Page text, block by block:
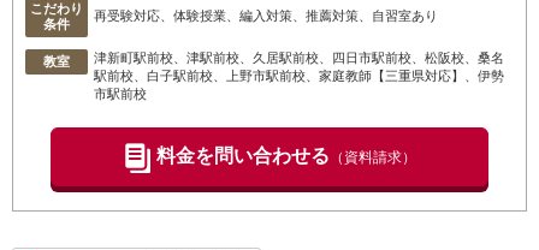
こだわり
条件
再受験対応、体験授業、編入対策、推薦対策、自習室あり
教室 津新町駅前校 、津駅前校 、久居駅前校 、四日市駅前校 、松阪校 、桑名
駅前校 、白子駅前校 、上野市駅前校 、家庭教師【三重県対応】
、伊勢
市駅前校
料金を問い合わせる （資料請求）